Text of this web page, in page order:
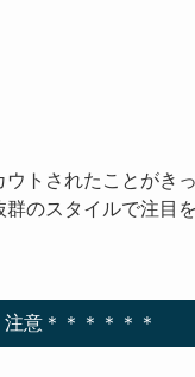
トされたことがき
のスタイルで注目を
注意＊＊＊＊＊＊